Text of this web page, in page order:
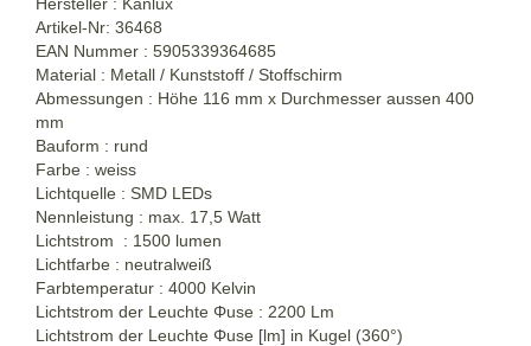
Artikel-Nr: 36468
EAN Nummer : 5905339364685
Material : Metall / Kunststoff / Stoffschirm
Abmessungen : Höhe 116 mm x Durchmesser aussen 400
mm
Bauform : rund
Farbe : weiss
Lichtquelle : SMD LEDs
Nennleistung : max. 17,5 Watt
Lichtstrom : 1500 lumen
Lichtfarbe : neutralweiß
Farbtemperatur : 4000 Kelvin
Lichtstrom der Leuchte Φuse : 2200 Lm
Lichtstrom der Leuchte Φuse [lm] in Kugel (360°)